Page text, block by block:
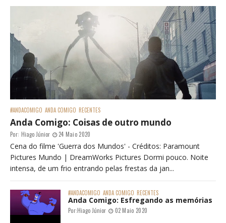
#ANDACOMIGO ANDA COMIGO RECENTES
Anda Comigo: Coisas de outro mundo
Por: Hiago Júnior 24 Maio 2020
Cena do filme 'Guerra dos Mundos' - Créditos: Paramount
Pictures Mundo | DreamWorks Pictures Dormi pouco. Noite
intensa, de um frio entrando pelas frestas da jan...
#ANDACOMIGO ANDA COMIGO RECENTES
Anda Comigo: Esfregando as memórias
Por:Hiago Júnior 02 Maio 2020